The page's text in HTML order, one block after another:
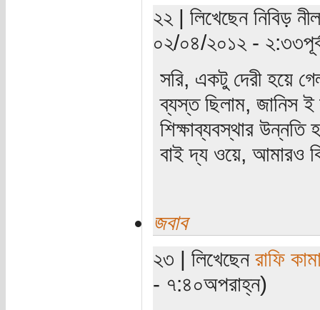
২২ | লিখেছেন নিবিড়
০২/০৪/২০১২ -
সরি, একটু দেরী হয়ে
ব্যস্ত ছিলাম, জানিস
শিক্ষাব্যবস্থার উন্নতি
বাই দ্য ওয়ে, আমারও
জবাব
২৩ | লিখেছেন রাফি
- ৭:৪০অপরাহ্ন)